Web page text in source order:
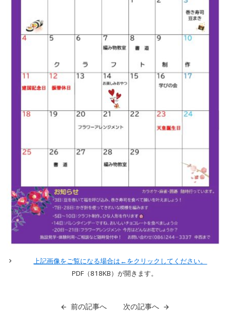
上記画像をご覧になる場合は←をクリックしてください。
PDF（818KB）が開きます。
前の記事へ 次の記事へ